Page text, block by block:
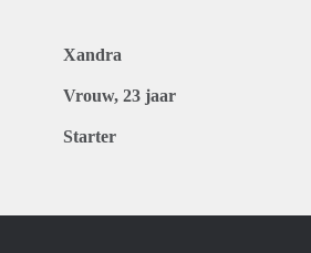
Xandra
Vrouw, 23 jaar
Starter